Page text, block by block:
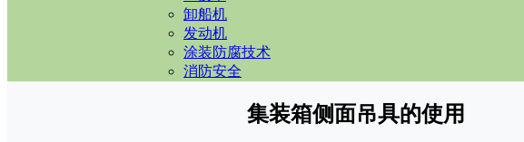
卸船机
发动机
涂装防腐技术
消防安全
集装箱侧面吊具的使用